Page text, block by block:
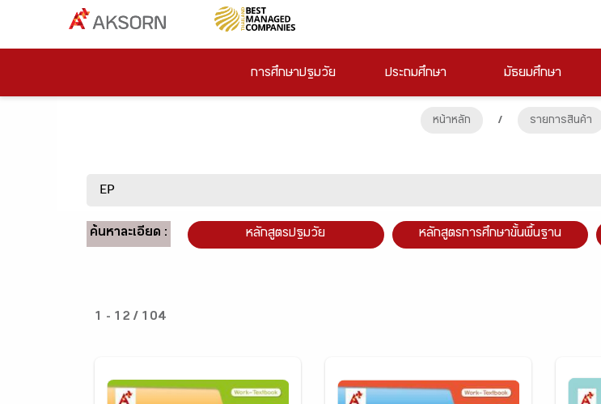
การศึกษาปฐมวัย ประถมศึกษา มัธยมศึกษา
หน้าหลัก / รายการสินค้า
ค้นหาละเอียด : หลักสูตรปฐมวัย หลักสูตรการศึกษาขั้นพื้นฐาน
1 - 12 / 104